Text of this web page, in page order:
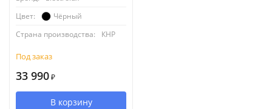
Цвет:
Чёрный
Страна производства:
КНР
Под заказ
33 990 ₽
В корзину